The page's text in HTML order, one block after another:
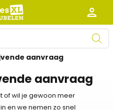
Retourneren
voorwaarden
Kennisbank
aanvraag
aanvraag
of wil je gewoon meer
en we nemen zo snel